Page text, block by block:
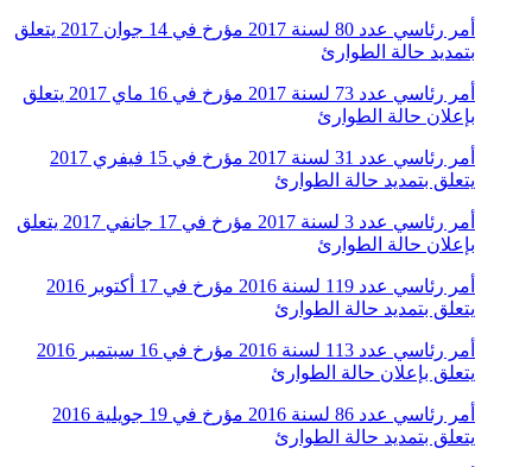
أمر رئاسي عدد 80 لسنة 2017 مؤرخ في 14 جوان 2017 يتعلق
بتمديد حالة الطوارئ
أمر رئاسي عدد 73 لسنة 2017 مؤرخ في 16 ماي 2017 يتعلق
بإعلان حالة الطوارئ
أمر رئاسي عدد 31 لسنة 2017 مؤرخ في 15 فيفري 2017
يتعلق بتمديد حالة الطوارئ
أمر رئاسي عدد 3 لسنة 2017 مؤرخ في 17 جانفي 2017 يتعلق
بإعلان حالة الطوارئ
أمر رئاسي عدد 119 لسنة 2016 مؤرخ في 17 أكتوبر 2016
يتعلق بتمديد حالة الطوارئ
أمر رئاسي عدد 113 لسنة 2016 مؤرخ في 16 سبتمبر 2016
يتعلق بإعلان حالة الطوارئ
أمر رئاسي عدد 86 لسنة 2016 مؤرخ في 19 جويلية 2016
يتعلق بتمديد حالة الطوارئ